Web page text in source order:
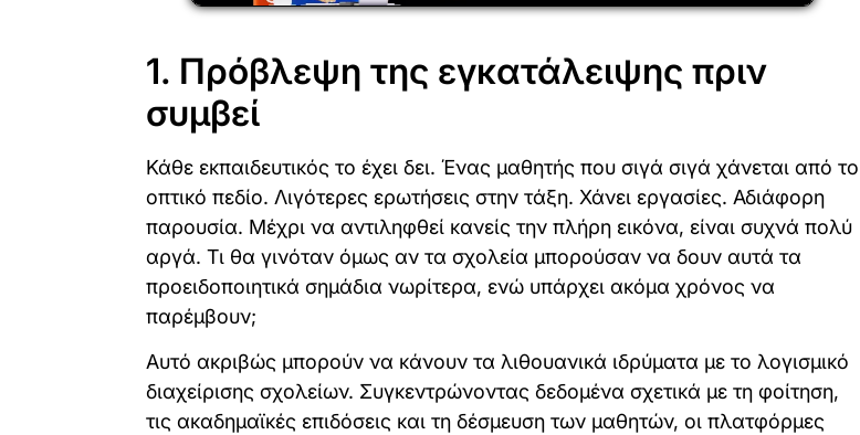
1. Πρόβλεψη της εγκατάλειψης πριν
συμβεί
Κάθε εκπαιδευτικός το έχει δει. Ένας μαθητής που σιγά σιγά χάνεται από το
οπτικό πεδίο. Λιγότερες ερωτήσεις στην τάξη. Χάνει εργασίες. Αδιάφορη
παρουσία. Μέχρι να αντιληφθεί κανείς την πλήρη εικόνα, είναι συχνά πολύ
αργά. Τι θα γινόταν όμως αν τα σχολεία μπορούσαν να δουν αυτά τα
προειδοποιητικά σημάδια νωρίτερα, ενώ υπάρχει ακόμα χρόνος να
παρέμβουν;
Αυτό ακριβώς μπορούν να κάνουν τα λιθουανικά ιδρύματα με το λογισμικό
διαχείρισης σχολείων. Συγκεντρώνοντας δεδομένα σχετικά με τη φοίτηση,
τις ακαδημαϊκές επιδόσεις και τη δέσμευση των μαθητών, οι πλατφόρμες